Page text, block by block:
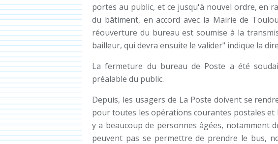
portes au public, et ce jusqu'à nouvel ordre, en
du bâtiment, en accord avec la Mairie de
réouverture du bureau est soumise à la
bailleur, qui devra ensuite le valider" indique la
La fermeture du bureau de Poste a été
préalable du public.
Depuis, les usagers de La Poste doivent se
pour toutes les opérations courantes postales et
y a beaucoup de personnes âgées, notamment
peuvent pas se permettre de prendre le bus,